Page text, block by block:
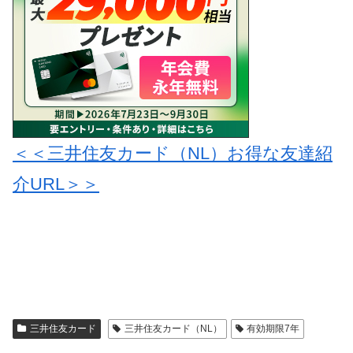
＜＜三井住友カード（NL）お得な友達紹
介URL＞＞
三井住友カード 三井住友カード（NL） 有効期限7年